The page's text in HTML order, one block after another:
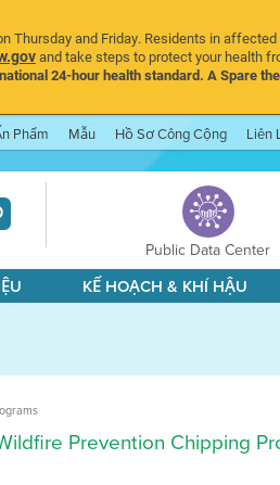
Thursday and Friday. Residents in
and take steps to protect your health
24-hour health standard. A Spare
Phẩm Mẫu Hồ Sơ Công Cộng Liên
Public Data Center
KẾ HOẠCH & KHÍ HẬU
Prevention Chipping